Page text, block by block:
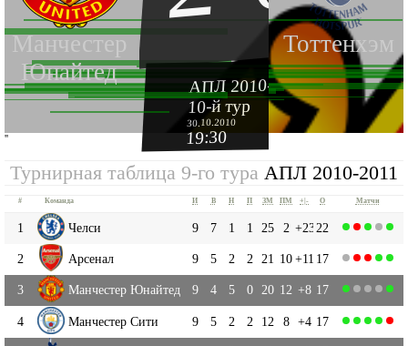
Манчестер
Юнайтед
Тоттенхэм
АПЛ 2010-2011
10-й тур
30.10.2010
19:30
''
Турнирная таблица 9-го тура АПЛ 2010-2011
# Команда И В Н П ЗМ ПМ +|- О Матчи
1 Челси 9 7 1 1 25 2 +23 22
2 Арсенал 9 5 2 2 21 10+11 17
3 Манчестер Юнайтед 9 4 5 0 20 12 +8 17
4 Манчестер Сити 9 5 2 2 12 8 +4 17